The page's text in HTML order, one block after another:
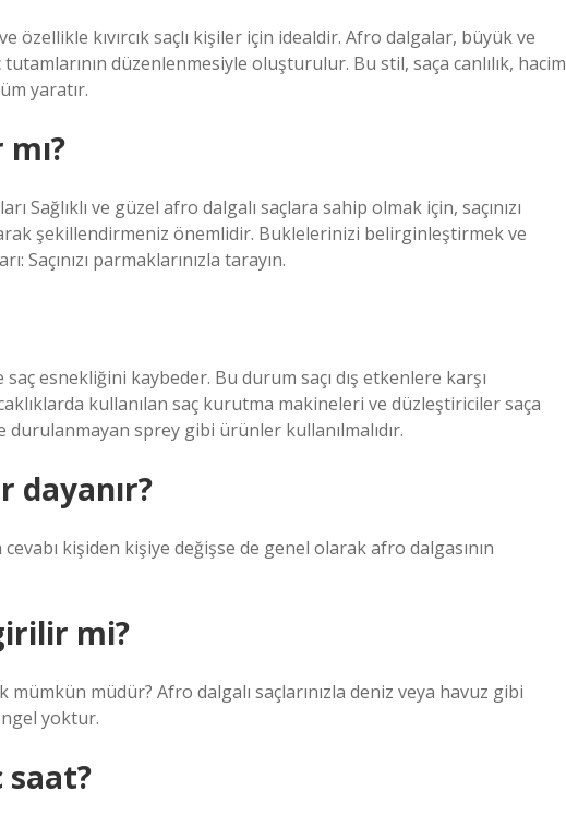
özellikle kıvırcık saçlı kişiler için idealdir. Afro dalgalar, büyük ve
düzenlenmesiyle oluşturulur. Bu stil, saça canlılık, hacim
yaratır.
Sağlıklı ve güzel afro dalgalı saçlara sahip olmak için, saçınızı
şekillendirmeniz önemlidir. Buklelerinizi belirginleştirmek ve
Saçınızı parmaklarınızla tarayın.
esnekliğini kaybeder. Bu durum saçı dış etkenlere karşı
kullanılan saç kurutma makineleri ve düzleştiriciler saça
sprey gibi ürünler kullanılmalıdır.
dayanır?
kişiden kişiye değişse de genel olarak afro dalgasının
mi?
müdür? Afro dalgalı saçlarınızla deniz veya havuz gibi
yoktur.
saat?